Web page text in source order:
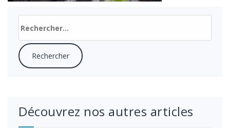
Découvrez nos autres articles